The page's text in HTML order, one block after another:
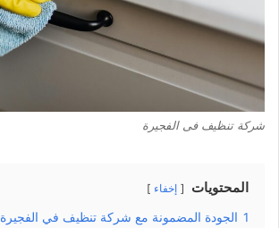
شركة تنظيف فى الفجيرة
المحتويات إخفاء
1 الجودة المضمونة مع شركة تنظيف في الفجيرة